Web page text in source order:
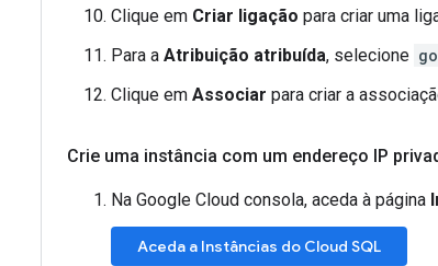
Clique em Criar ligação para criar uma
Para a Atribuição atribuída, selecione
Clique em Associar para criar a
Crie uma instância com um endereço IP
Na Google Cloud consola, aceda à página
Aceda a Instâncias do Cloud SQL